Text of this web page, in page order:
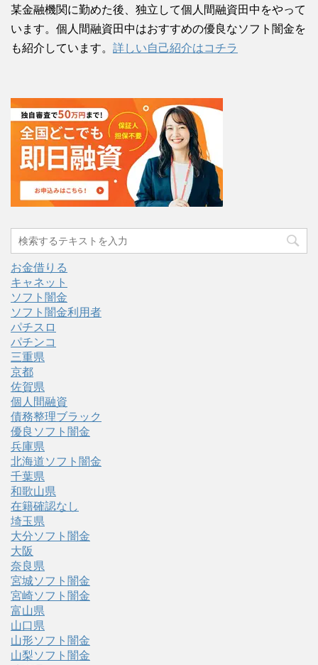
某金融機関に勤めた後、独立して個人間融資田中をやって
います。個人間融資田中はおすすめの優良なソフト闇金を
も紹介しています。 詳しい自己紹介はコチラ
お金借りる
キャネット
ソフト闇金
ソフト闇金利用者
パチスロ
パチンコ
三重県
京都
佐賀県
個人間融資
債務整理ブラック
優良ソフト闇金
兵庫県
北海道ソフト闇金
千葉県
和歌山県
在籍確認なし
埼玉県
大分ソフト闇金
大阪
奈良県
宮城ソフト闇金
宮崎ソフト闇金
富山県
山口県
山形ソフト闇金
山梨ソフト闇金